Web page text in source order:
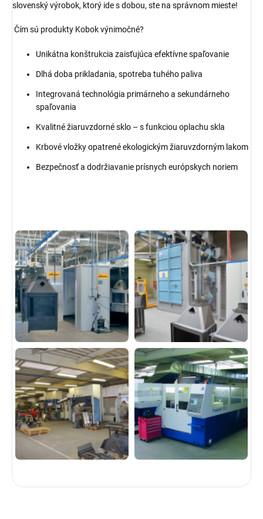
slovenský výrobok, ktorý ide s dobou, ste na správnom mieste!
Čím sú produkty Kobok výnimočné?
Unikátna konštrukcia zaisťujúca efektívne spaľovanie
Dlhá doba prikladania, spotreba tuhého paliva
Integrovaná technológia primárneho a sekundárneho
spaľovania
Kvalitné žiaruvzdorné sklo – s funkciou oplachu skla
Krbové vložky opatrené ekologickým žiaruvzdorným lakom
Bezpečnosť a dodržiavanie prísnych európskych noriem